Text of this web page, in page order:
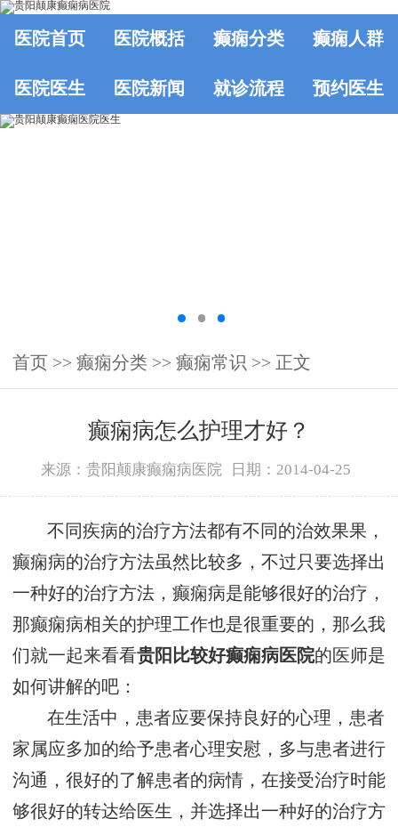
医院首页 医院概括 癫痫分类 癫痫人群
医院医生 医院新闻 就诊流程 预约医生
首页 >> 癫痫分类 >> 癫痫常识 >> 正文
癫痫病怎么护理才好？
来源：贵阳颠康癫痫病医院 日期：2014-04-25
不同疾病的治疗方法都有不同的治效果果，
癫痫病的治疗方法虽然比较多，不过只要选择出
一种好的治疗方法，癫痫病是能够很好的治疗，
那癫痫病相关的护理工作也是很重要的，那么我
们就一起来看看贵阳比较好癫痫病医院的医师是
如何讲解的吧：
在生活中，患者应要保持良好的心理，患者
家属应多加的给予患者心理安慰，多与患者进行
沟通，很好的了解患者的病情，在接受治疗时能
够很好的转达给医生，并选择出一种好的治疗方